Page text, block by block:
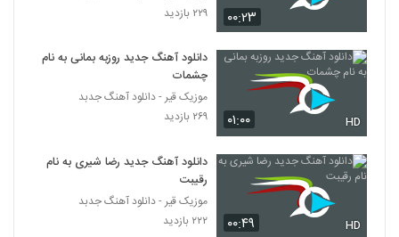
3659
Dehghan Rabeteh)
آهنگ حضرت عشق از شایان غفاری(پاپ)
۳۵۰ بازدید
دانلود آهنگ محمد طالبی ببار بارون
۲۹۰ بازدید
۰۰:۲۳
۲۲۹ بازدید
۰۱:۰۰ HD
دانلود آهنگ جدید روزبه بمانی به نام
چشمات
موزیک قیر - دانلود آهنگ جدبد
۲۶۹ بازدید
۰۰:۴۹ HD
دانلود آهنگ جدید رضا شیری به نام
رقیبت
موزیک قیر - دانلود آهنگ جدبد
۲۲۲ بازدید